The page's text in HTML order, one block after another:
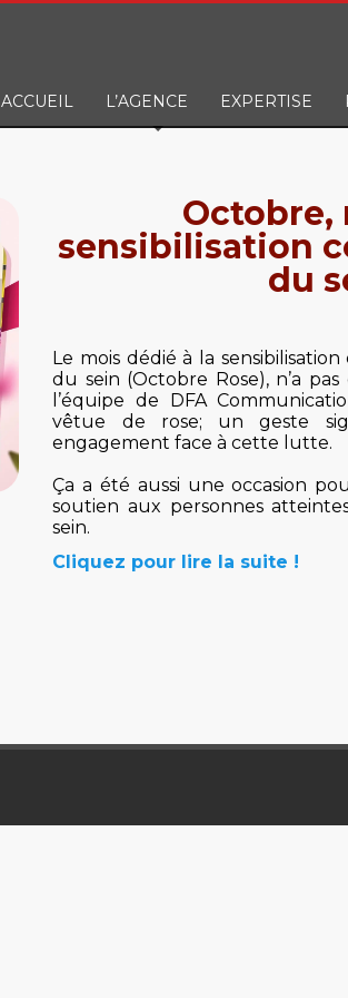
ACCUEIL L’AGENCE EXPERTISE
Octobre,
sensibilisation
du
Le mois dédié à la
du sein (Octobre Rose), n’a
l’équipe de DFA
vêtue de rose; un geste
engagement face à cette lutte.
Ça a été aussi une occasion
soutien aux personnes
sein.
Cliquez pour lire la suite !